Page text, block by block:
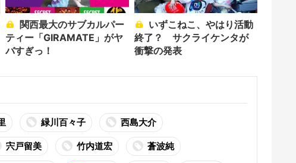
関西最大のサブカルパー
ティー「GIRAMATE」がヤ
バすぎっ！
終了？ サクライケンタが
衝撃の発表
緑川百々子 西島大介
宍戸留美 竹内道宏 蒼波純